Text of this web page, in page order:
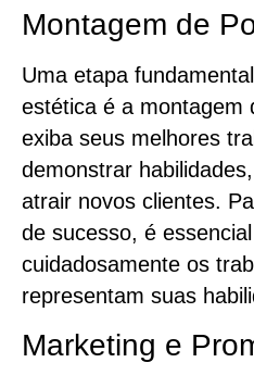
Montagem de
Uma etapa
estética é a montagem
exiba seus melhores
demonstrar
atrair novos clientes.
de sucesso, é
cuidadosamente os
representam suas
Marketing e